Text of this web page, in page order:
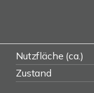
Nutzfläche (ca.)
Zustand